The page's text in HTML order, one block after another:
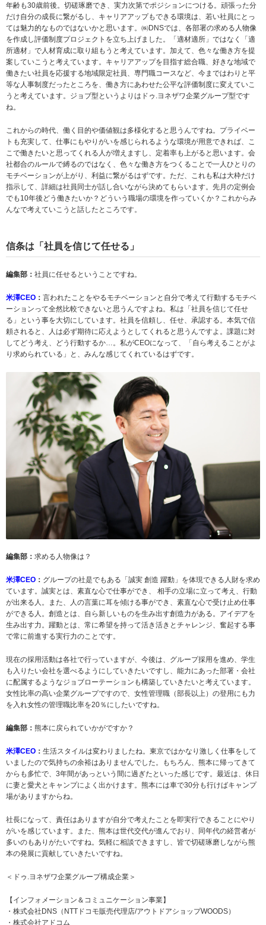
年齢も30歳前後。切磋琢磨でき、実力次第でポジションにつける。頑張った分
だけ自分の成長に繋がるし、キャリアアップもできる環境は、若い社員にとっ
ては魅力的なものではないかと思います。㈱DNSでは、各部署の求める人物像
を作成し評価制度プロジェクトを立ち上げました。「適材適所」ではなく「適
所適材」で人材育成に取り組もうと考えています。加えて、色々な働き方を提
案していこうと考えています。キャリアアップを目指す総合職、好きな地域で
働きたい社員を応援する地域限定社員、専門職コースなど、今まではわりと平
等な人事制度だったところを、働き方にあわせた公平な評価制度に変えていこ
うと考えています。ジョブ型というよりはドゥ.ヨネザワ企業グループ型です
ね。
これからの時代、働く目的や価値観は多様化すると思うんですね。プライベー
トも充実して、仕事にもやりがいを感じられるような環境が用意できれば、こ
こで働きたいと思ってくれる人が増えますし、定着率も上がると思います。会
社都合のルールで縛るのではなく、色々な働き方をつくることで一人ひとりの
モチベーションが上がり、利益に繋がるはずです。ただ、これも私は大枠だけ
指示して、詳細は社員同士が話し合いながら決めてもらいます。先月の定例会
でも10年後どう働きたいか？どういう職場の環境を作っていくか？これからみ
んなで考えていこうと話したところです。
信条は「社員を信じて任せる」
編集部： 社員に任せるということですね。
米澤CEO ： 言われたことをやるモチベーションと自分で考えて行動するモチベ
ーションって全然比較できないと思うんですよね。私は「社員を信じて任せ
る」という事を大切にしています。社員を信頼し、任せ、承認する。本気で信
頼されると、人は必ず期待に応えようとしてくれると思うんですよ。課題に対
してどう考え、どう行動するか…。私がCEOになって、「自ら考えることがよ
り求められている」と、みんな感じてくれているはずです。
編集部： 求める人物像は？
米澤CEO ： グループの社是でもある「誠実 創造 躍動」を体現できる人財を求め
ています。誠実とは、素直な心で仕事ができ、 相手の立場に立って考え、行動
が出来る人。また、人の言葉に耳を傾ける事ができ、素直な心で受け止め仕事
ができる人。創造とは、自ら新しいものを生み出す創造力がある。アイデアを
生み出す力。躍動とは、常に希望を持って活き活きとチャレンジ、奮起する事
で常に前進する実行力のことです。
現在の採用活動は各社で行っていますが、今後は、グループ採用を進め、学生
も入りたい会社を選べるようにしていきたいですし、能力にあった部署・会社
に配属するようなジョブローテーションも構築していきたいと考えています。
女性比率の高い企業グループですので、女性管理職（部長以上）の登用にも力
を入れ女性の管理職比率を20％にしたいですね。
編集部： 熊本に戻られていかがですか？
米澤CEO ： 生活スタイルは変わりましたね。東京ではかなり激しく仕事をして
いましたので気持ちの余裕はありませんでした。もちろん、熊本に帰ってきて
からも多忙で、3年間があっという間に過ぎたといった感じです。最近は、休日
に妻と愛犬とキャンプによく出かけます。熊本には車で30分も行けばキャンプ
場がありますからね。
社長になって、責任はありますが自分で考えたことを即実行できることにやり
がいを感じています。また、熊本は世代交代が進んでおり、同年代の経営者が
多いのもありがたいですね。気軽に相談できますし、皆で切磋琢磨しながら熊
本の発展に貢献していきたいですね。
＜ドゥ.ヨネザワ企業グループ構成企業＞
【インフォメーション＆コミュニケーション事業】
・株式会社DNS（NTTドコモ販売代理店/アウトドアショップWOODS）
・株式会社アドコム